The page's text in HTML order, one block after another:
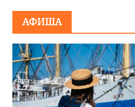
АФИША